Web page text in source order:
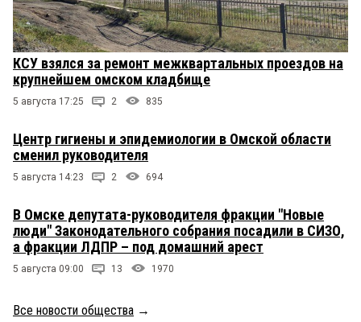
КСУ взялся за ремонт межквартальных проездов на
крупнейшем омском кладбище
5 августа 17:25 2 835
Центр гигиены и эпидемиологии в Омской области
сменил руководителя
5 августа 14:23 2 694
В Омске депутата-руководителя фракции "Новые
люди" Законодательного собрания посадили в СИЗО,
а фракции ЛДПР – под домашний арест
5 августа 09:00 13 1970
Все новости общества →